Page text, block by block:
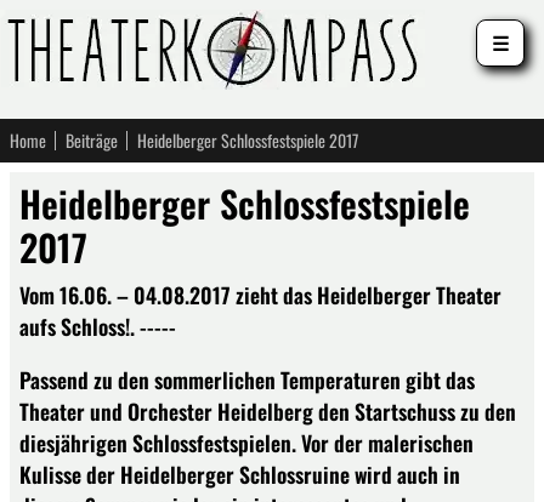
Home Beiträge Heidelberger Schlossfestspiele 2017
Heidelberger Schlossfestspiele
2017
Vom 16.06. – 04.08.2017 zieht das Heidelberger Theater
aufs Schloss!. -----
Passend zu den sommerlichen Temperaturen gibt das
Theater und Orchester Heidelberg den Startschuss zu den
diesjährigen Schlossfestspielen. Vor der malerischen
Kulisse der Heidelberger Schlossruine wird auch in
☰